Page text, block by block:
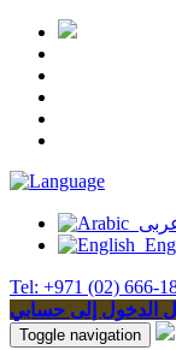
Tel: +971 (02) 666-
الدخول إلى حسابي
Toggle navigation